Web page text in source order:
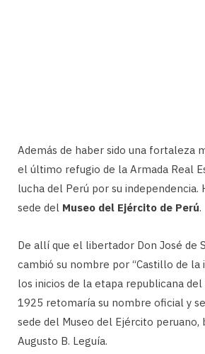
Además de haber sido una fortaleza
el último refugio de la Armada Real
lucha del Perú por su independencia.
sede del Museo del Ejército de Perú.
De allí que el libertador Don José de
cambió su nombre por “Castillo de la
los inicios de la etapa republicana del
1925 retomaría su nombre oficial y
sede del Museo del Ejército peruano,
Augusto B. Leguía.